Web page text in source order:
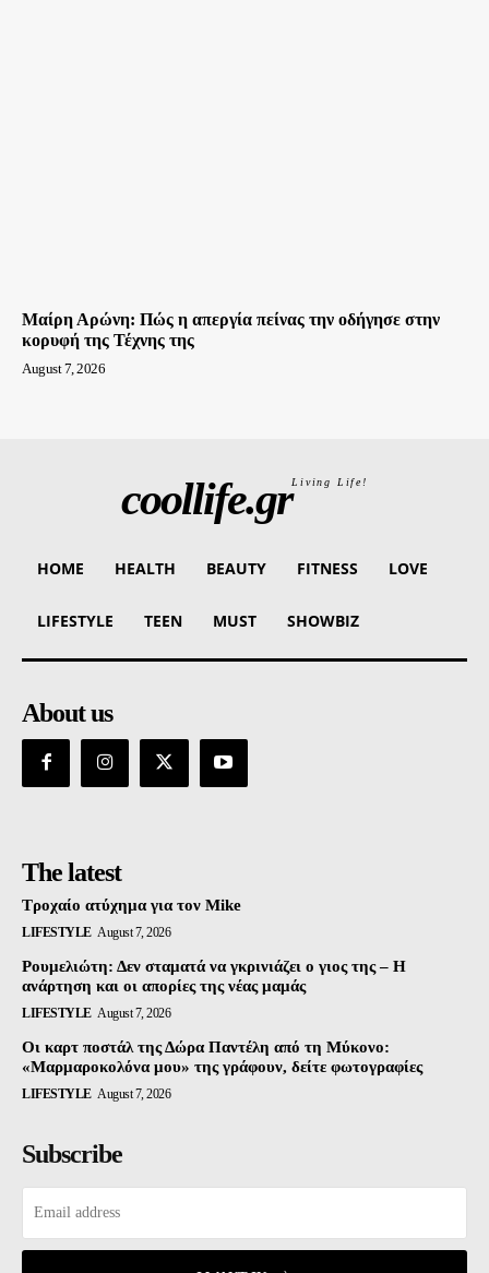
Μαίρη Αρώνη: Πώς η απεργία πείνας την οδήγησε στην
κορυφή της Τέχνης της
August 7, 2026
coollife.grLiving Life!
HOME HEALTH BEAUTY FITNESS LOVE
LIFESTYLE TEEN MUST SHOWBIZ
About us
The latest
Τροχαίο ατύχημα για τον Mike
LIFESTYLE August 7, 2026
Ρουμελιώτη: Δεν σταματά να γκρινιάζει ο γιος της – Η
ανάρτηση και οι απορίες της νέας μαμάς
LIFESTYLE August 7, 2026
Οι καρτ ποστάλ της Δώρα Παντέλη από τη Μύκονο:
«Μαρμαροκολόνα μου» της γράφουν, δείτε φωτογραφίες
LIFESTYLE August 7, 2026
Subscribe